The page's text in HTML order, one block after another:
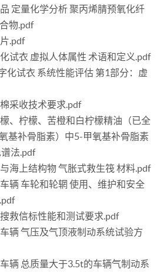
定量化学分析 聚丙烯腈预氧化纤
物.pdf
.pdf
试衣 虚拟人体属性 术语和定义.pdf
化试衣 系统性能评估 第1部分：虚
采收技术要求.pdf
、柠檬、苦橙和白柠檬精油（已全
基补骨脂素）中5-甲氧基补骨脂素
法.pdf
海上结构物 气胀式救生筏 材料.pdf
辆 车轮和轮辋 使用、维护和安全
救信标性能和测试要求.pdf
辆 气压及气顶液制动系统试验方
辆 总质量大于3.5t的车辆气制动系